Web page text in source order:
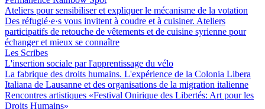
Ateliers pour sensibiliser et expliquer le mécanisme de la votation
Des réfugié·e·s vous invitent à coudre et à cuisiner. Ateliers
participatifs de retouche de vêtements et de cuisine syrienne pour
échanger et mieux se connaître
Les Scribes
L'insertion sociale par l'apprentissage du vélo
La fabrique des droits humains. L'expérience de la Colonia Libera
Italiana de Lausanne et des organisations de la migration italienne
Rencontres artistiques «Festival Onirique des Libertés: Art pour les
Droits Humains»